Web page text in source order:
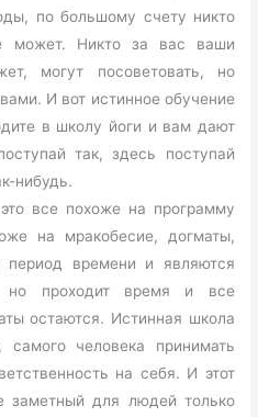
по большому счету никто
может. Никто за вас ваши
могут посоветовать, но
И вот истинное обучение
в школу йоги и вам дают
так, здесь поступай
нибудь.
все похоже на программу
на мракобесие, догматы,
времени и являются
но проходит время и все
остаются. Истинная школа
человека принимать
на себя. И этот
заметный для людей только